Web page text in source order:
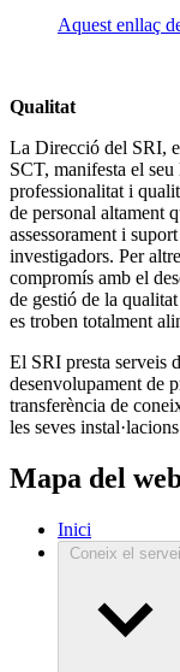
Aquest enllaç
Qualitat
La Direcció del SRI,
SCT, manifesta el
professionalitat i
de personal altament
assessorament i
investigadors. Per
compromís amb el
de gestió de la
es troben totalment
El SRI presta serveis
desenvolupament de
transferència de
les seves
Mapa del
Inici
Coneix el servei